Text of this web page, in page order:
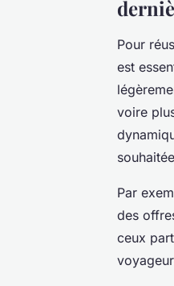
Pour
est
voire
Par
des
ceux